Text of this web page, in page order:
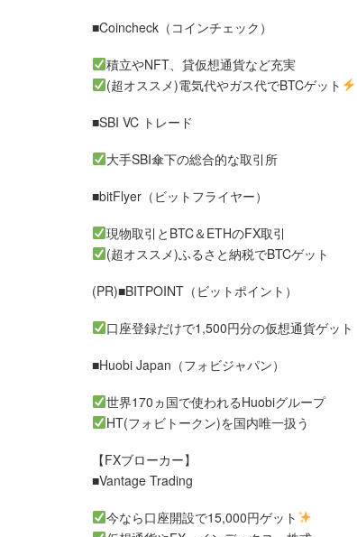
■Coincheck（コインチェック）
積立やNFT、貸仮想通貨など充実
(超オススメ)電気代やガス代でBTCゲット
■SBI VC トレード
大手SBI傘下の総合的な取引所
■bitFlyer（ビットフライヤー）
現物取引とBTC＆ETHのFX取引
(超オススメ)ふるさと納税でBTCゲット
(PR)■BITPOINT（ビットポイント）
口座登録だけで1,500円分の仮想通貨ゲット
■Huobi Japan（フォビジャパン）
世界170ヵ国で使われるHuobiグループ
HT(フォビトークン)を国内唯一扱う
【FXブローカー】
■Vantage Trading
今なら口座開設で15,000円ゲット